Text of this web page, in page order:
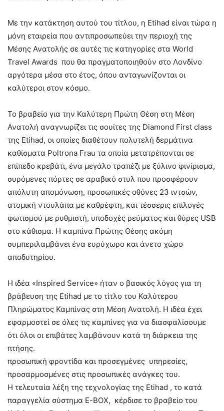
Με την κατάκτηση αυτού του τίτλου, η Etihad είναι τώρα η
μόνη εταιρεία που αντιπροσωπεύει την περιοχή της
Μέσης Ανατολής σε αυτές τις κατηγορίες στα World
Travel Awards που θα πραγματοποιηθούν στο Λονδίνο
αργότερα μέσα στο έτος, όπου ανταγωνίζονται οι
καλύτεροι στον κόσμο.
Το βραβείο για την Καλύτερη Πρώτη Θέση στη Μέση
Ανατολή αναγνωρίζει τις σουίτες της Diamond First class
της Etihad, οι οποίες διαθέτουν πολυτελή δερμάτινα
καθίσματα Poltrona Frau τα οποία μετατρέπονται σε
επίπεδο κρεβάτι, ένα μεγάλο τραπέζι με ξύλινο φινίρισμα,
συρόμενες πόρτες σε αραβικό στυλ που προσφέρουν
απόλυτη απομόνωση, προσωπικές οθόνες 23 ιντσών,
ατομική ντουλάπα με καθρέφτη, και τέσσερις επιλογές
φωτισμού με ρυθμιστή, υποδοχές ρεύματος και θύρες USB
στο κάθισμα. Η καμπίνα Πρώτης Θέσης ακόμη
συμπεριλαμβάνει ένα ευρύχωρο και άνετο χώρο
αποδυτηρίου.
Η ιδέα «Inspired Service» ήταν ο βασικός λόγος για τη
βράβευση της Etihad με το τίτλο του Καλύτερου
Πληρώματος Καμπίνας στη Μέση Ανατολή. Η ιδέα έχει
εφαρμοστεί σε όλες τις καμπίνες για να διασφαλίσουμε
ότι όλοι οι επιβάτες λαμβάνουν κατά τη διάρκεια της
πτήσης.
προσωπική φροντίδα και προσεγμένες υπηρεσίες,
προσαρμοσμένες στις προσωπικές ανάγκες του.
Η τελευταία λέξη της τεχνολογίας της Etihad , το κατά
παραγγελία σύστημα Ε-ΒΟΧ, κέρδισε το βραβείο του